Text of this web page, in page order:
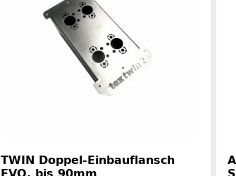
TWIN Doppel-Einbauflansch